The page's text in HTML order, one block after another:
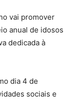
vai promover
anual de idosos
dedicada à
dia 4 de
sociais e